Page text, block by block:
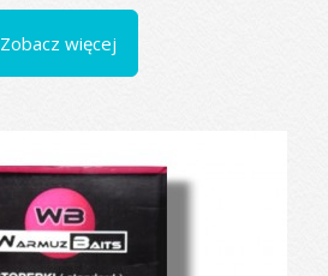
Zobacz więcej